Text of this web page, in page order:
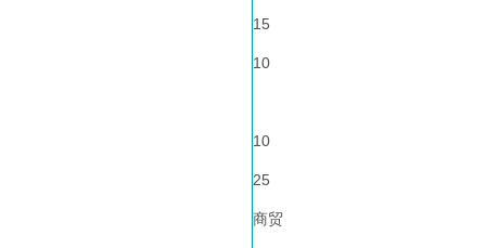
15
10
10
25
商贸